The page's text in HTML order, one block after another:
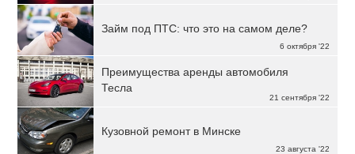
6 октября '22
Займ под ПТС: что это на самом деле?
21 сентября '22
Преимущества аренды автомобиля
Тесла
23 августа '22
Кузовной ремонт в Минске